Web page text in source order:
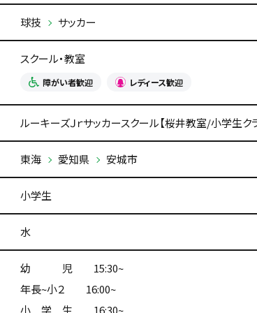
球技 サッカー
スクール・教室
障がい者歓迎 レディース歓迎
ルーキーズＪｒサッカースクール【桜井教室/小学生
東海 愛知県 安城市
小学生
水
幼 児 15:30~
年長~小２ 16:00~
小 学 生 16:30~